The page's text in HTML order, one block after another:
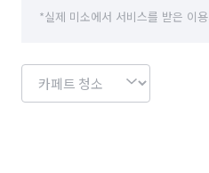
서울 도봉구 서울 동대문구
서울 마포구 서울 서대문구
서울 성동구 서울 성북구
*실제 미소에서 서비스를 받은 이